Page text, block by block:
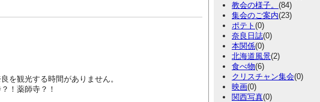
を観光する時間がありません。
！薬師寺？！
教会の様子。 (84)
集会のご案内(23)
ポテト (0)
奈良日誌(0)
本関係(0)
北海道風景(2)
食べ物(6)
クリスチャン集会(0)
映画(0)
関西写真(0)